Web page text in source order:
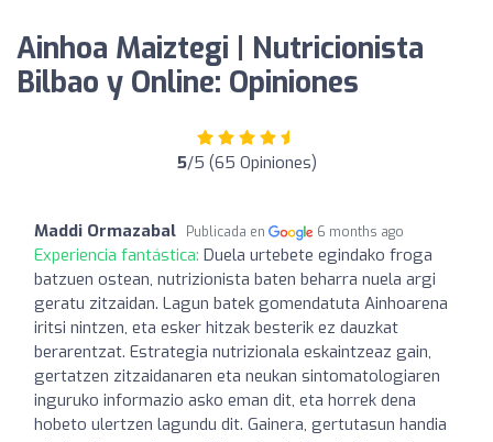
Ainhoa Maiztegi | Nutricionista
Bilbao y Online: Opiniones
5/5 (65 Opiniones)
Maddi Ormazabal Publicada en 6 months ago
Experiencia fantástica: Duela urtebete egindako froga
batzuen ostean, nutrizionista baten beharra nuela argi
geratu zitzaidan. Lagun batek gomendatuta Ainhoarena
iritsi nintzen, eta esker hitzak besterik ez dauzkat
berarentzat. Estrategia nutrizionala eskaintzeaz gain,
gertatzen zitzaidanaren eta neukan sintomatologiaren
inguruko informazio asko eman dit, eta horrek dena
hobeto ulertzen lagundu dit. Gainera, gertutasun handia